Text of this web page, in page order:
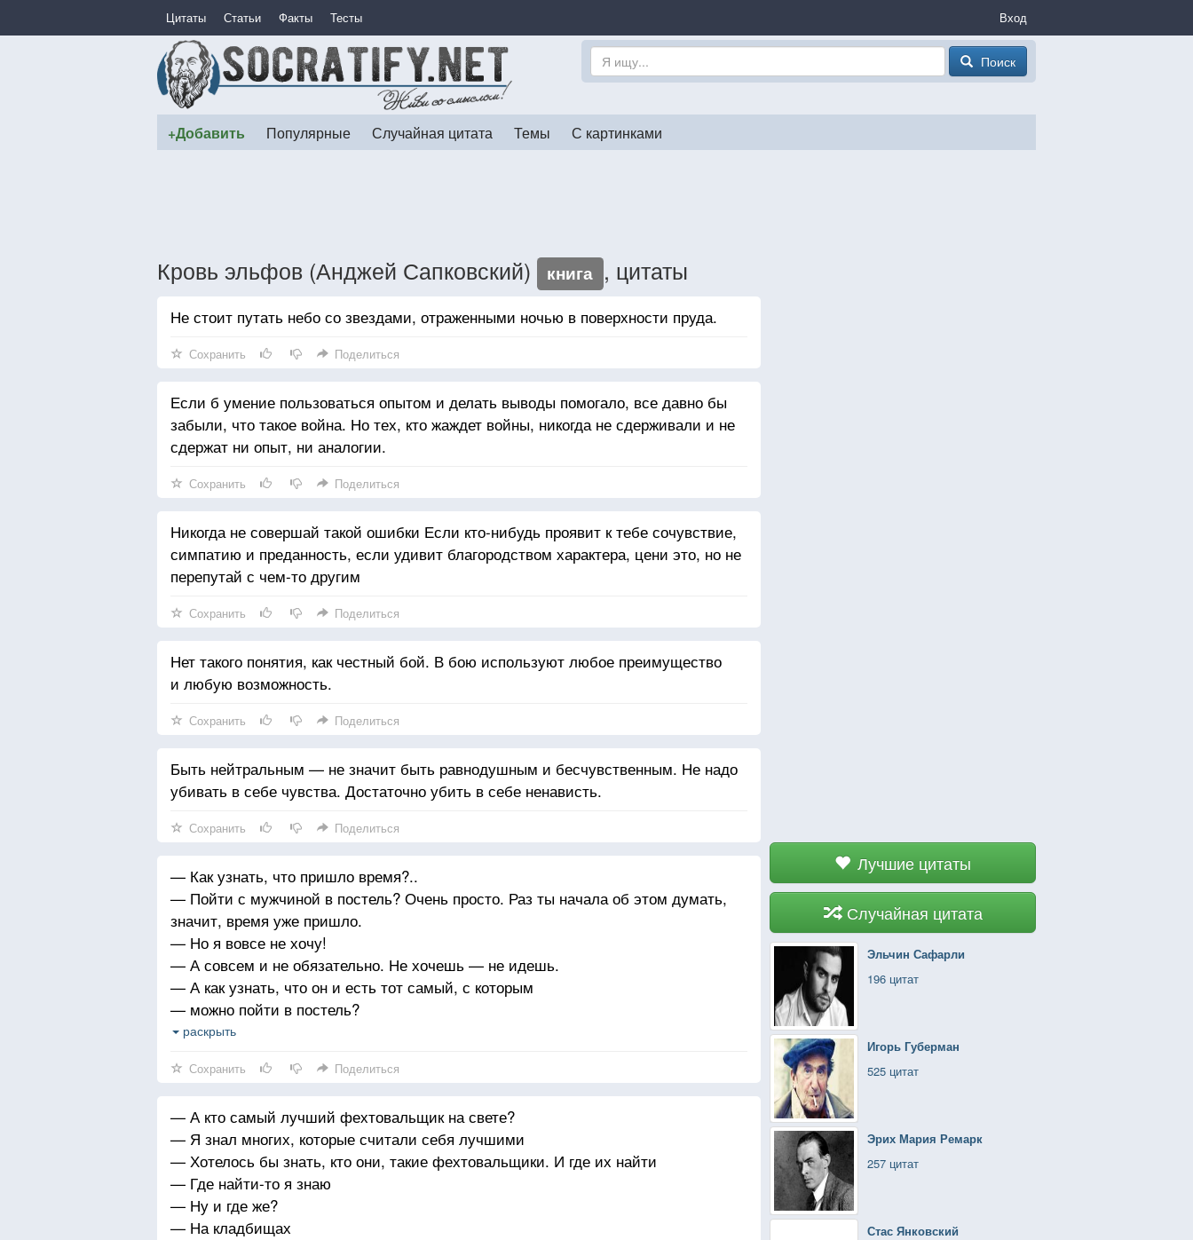
Цитаты Статьи Факты Тесты Вход
Поиск
+Добавить Популярные Случайная цитата Темы С картинками
Кровь эльфов (Анджей Сапковский) книга , цитаты
Лучшие цитаты
Случайная цитата
Эльчин Сафарли
196 цитат
Игорь Губерман
525 цитат
Эрих Мария Ремарк
257 цитат
Стас Янковский
Не стоит путать небо со звездами, отраженными ночью в поверхности пруда.
Сохранить Поделиться
Если б умение пользоваться опытом и делать выводы помогало, все давно бы
забыли, что такое война. Но тех, кто жаждет войны, никогда не сдерживали и не
сдержат ни опыт, ни аналогии.
Сохранить Поделиться
Никогда не совершай такой ошибки Если кто-нибудь проявит к тебе сочувствие,
симпатию и преданность, если удивит благородством характера, цени это, но не
перепутай с чем-то другим
Сохранить Поделиться
Нет такого понятия, как честный бой. В бою используют любое преимущество
и любую возможность.
Сохранить Поделиться
Быть нейтральным — не значит быть равнодушным и бесчувственным. Не надо
убивать в себе чувства. Достаточно убить в себе ненависть.
Сохранить Поделиться
— Как узнать, что пришло время?..
— Пойти с мужчиной в постель? Очень просто. Раз ты начала об этом думать,
значит, время уже пришло.
— Но я вовсе не хочу!
— А совсем и не обязательно. Не хочешь — не идешь.
— А как узнать, что он и есть тот самый, с которым
— можно пойти в постель?
— Угу.
следует оценить не мужчину, а постель.
раскрыть
Сохранить Поделиться
— А кто самый лучший фехтовальщик на свете?
— Я знал многих, которые считали себя лучшими
— Хотелось бы знать, кто они, такие фехтовальщики. И где их найти
— Где найти-то я знаю
— Ну и где же?
— На кладбищах